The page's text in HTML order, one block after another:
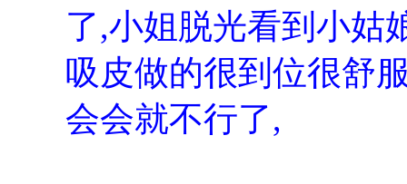
了,小姐脱光看到小姑
吸皮做的很到位很舒
会会就不行了,